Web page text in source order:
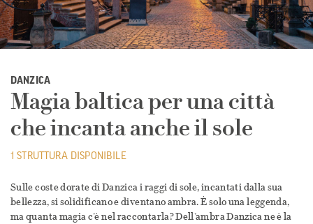
DANZICA
Magia baltica per una città
che incanta anche il sole
1 STRUTTURA DISPONIBILE
Sulle coste dorate di Danzica i raggi di sole, incantati dalla sua
bellezza, si solidificano e diventano ambra. È solo una leggenda,
ma quanta magia c’è nel raccontarla? Dell’ambra Danzica ne è la